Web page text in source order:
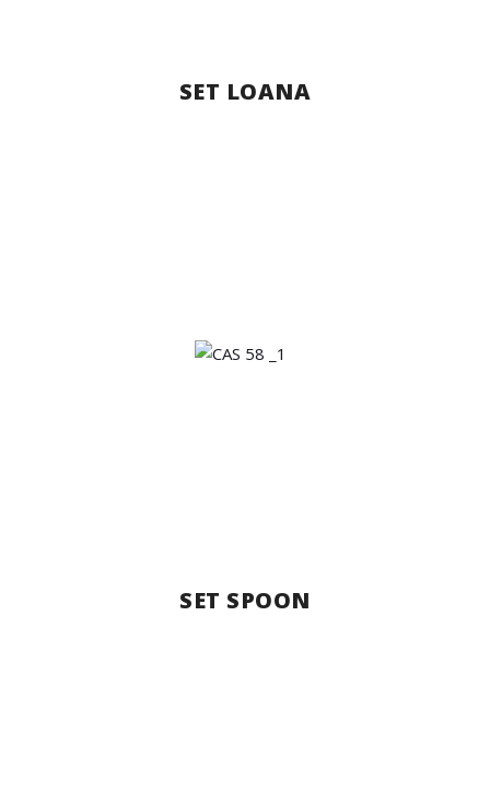
SET LOANA
SET SPOON